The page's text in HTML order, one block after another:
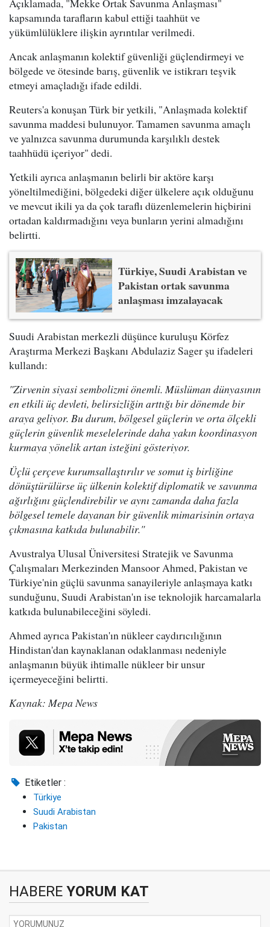
kapsamında tarafların kabul ettiği taahhüt ve
yükümlülüklere ilişkin ayrıntılar verilmedi.
Ancak anlaşmanın kolektif güvenliği güçlendirmeyi ve
bölgede ve ötesinde barış, güvenlik ve istikrarı teşvik
etmeyi amaçladığı ifade edildi.
Reuters'a konuşan Türk bir yetkili, "Anlaşmada kolektif
savunma maddesi bulunuyor. Tamamen savunma amaçlı
ve yalnızca savunma durumunda karşılıklı destek
taahhüdü içeriyor" dedi.
Yetkili ayrıca anlaşmanın belirli bir aktöre karşı
yöneltilmediğini, bölgedeki diğer ülkelere açık olduğunu
ve mevcut ikili ya da çok taraflı düzenlemelerin hiçbirini
ortadan kaldırmadığını veya bunların yerini almadığını
belirtti.
Türkiye, Suudi Arabistan ve
Pakistan ortak savunma
anlaşması imzalayacak
Suudi Arabistan merkezli düşünce kuruluşu Körfez
Araştırma Merkezi Başkanı Abdulaziz Sager şu ifadeleri
kullandı:
"Zirvenin siyasi sembolizmi önemli. Müslüman dünyasının
en etkili üç devleti, belirsizliğin arttığı bir dönemde bir
araya geliyor. Bu durum, bölgesel güçlerin ve orta ölçekli
güçlerin güvenlik meselelerinde daha yakın koordinasyon
kurmaya yönelik artan isteğini gösteriyor.
Üçlü çerçeve kurumsallaştırılır ve somut iş birliğine
dönüştürülürse üç ülkenin kolektif diplomatik ve savunma
ağırlığını güçlendirebilir ve aynı zamanda daha fazla
bölgesel temele dayanan bir güvenlik mimarisinin ortaya
çıkmasına katkıda bulunabilir."
Avustralya Ulusal Üniversitesi Stratejik ve Savunma
Çalışmaları Merkezinden Mansoor Ahmed, Pakistan ve
Türkiye'nin güçlü savunma sanayileriyle anlaşmaya katkı
sunduğunu, Suudi Arabistan'ın ise teknolojik harcamalarla
katkıda bulunabileceğini söyledi.
Ahmed ayrıca Pakistan'ın nükleer caydırıcılığının
Hindistan'dan kaynaklanan odaklanması nedeniyle
anlaşmanın büyük ihtimalle nükleer bir unsur
içermeyeceğini belirtti.
Kaynak: Mepa News
Etiketler :
Türkiye
Suudi Arabistan
Pakistan
HABERE YORUM KAT